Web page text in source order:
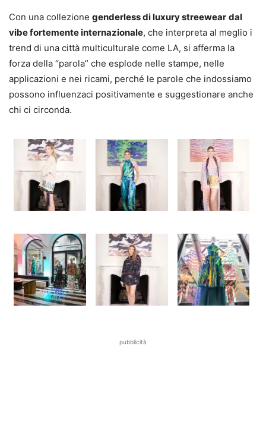
Con una collezione genderless di luxury streewear dal
vibe fortemente internazionale, che interpreta al meglio i
trend di una città multiculturale come LA, si afferma la
forza della “parola” che esplode nelle stampe, nelle
applicazioni e nei ricami, perché le parole che indossiamo
possono influenzaci positivamente e suggestionare anche
chi ci circonda.
pubblicità